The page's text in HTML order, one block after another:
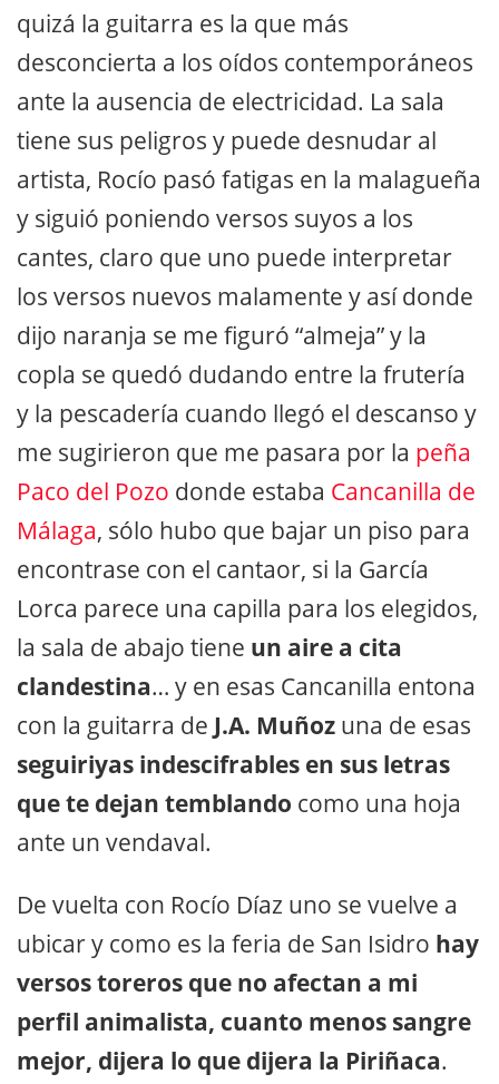
quizá la guitarra es la que más
desconcierta a los oídos contemporáneos
ante la ausencia de electricidad. La sala
tiene sus peligros y puede desnudar al
artista, Rocío pasó fatigas en la malagueña
y siguió poniendo versos suyos a los
cantes, claro que uno puede interpretar
los versos nuevos malamente y así donde
dijo naranja se me figuró “almeja” y la
copla se quedó dudando entre la frutería
y la pescadería cuando llegó el descanso y
me sugirieron que me pasara por la peña
Paco del Pozo donde estaba Cancanilla de
Málaga, sólo hubo que bajar un piso para
encontrase con el cantaor, si la García
Lorca parece una capilla para los elegidos,
la sala de abajo tiene un aire a cita
clandestina… y en esas Cancanilla entona
con la guitarra de J.A. Muñoz una de esas
seguiriyas indescifrables en sus letras
que te dejan temblando como una hoja
ante un vendaval.
De vuelta con Rocío Díaz uno se vuelve a
ubicar y como es la feria de San Isidro hay
versos toreros que no afectan a mi
perfil animalista, cuanto menos sangre
mejor, dijera lo que dijera la Piriñaca.